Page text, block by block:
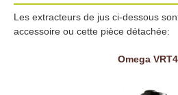
Les extracteurs de jus ci-dessous
accessoire ou cette pièce détachée:
Omega